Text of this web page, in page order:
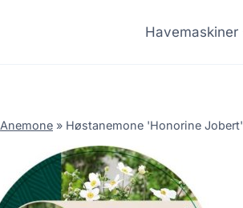
Havemaskiner
Anemone » Høstanemone 'Honorine Jobert'